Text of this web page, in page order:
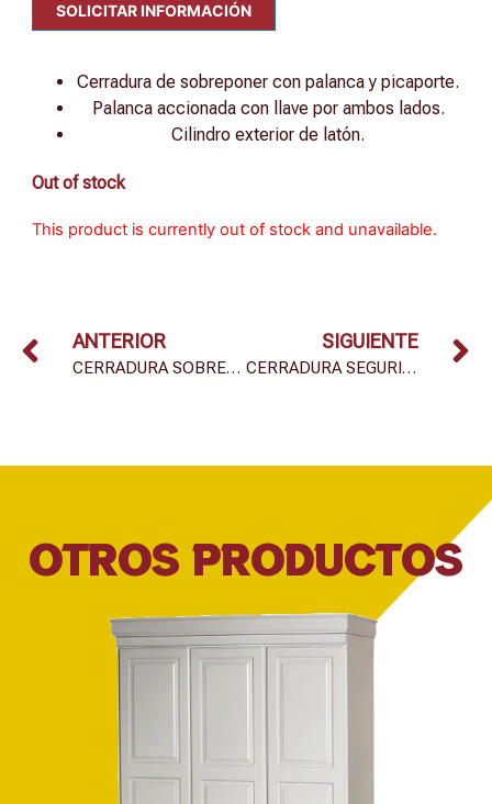
SOLICITAR INFORMACIÓN
Cerradura de sobreponer con palanca y picaporte.
Palanca accionada con llave por ambos lados.
Cilindro exterior de latón.
Out of stock
This product is currently out of stock and unavailable.
ANTERIOR
CERRADURA SOBREPONER MOD. 240
SIGUIENTE
CERRADURA SEGURIDAD MOD. 85
OTROS PRODUCTOS